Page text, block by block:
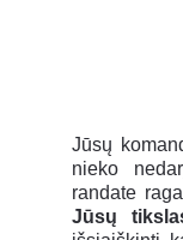
Jūsų
nieko
randate
Jūsų